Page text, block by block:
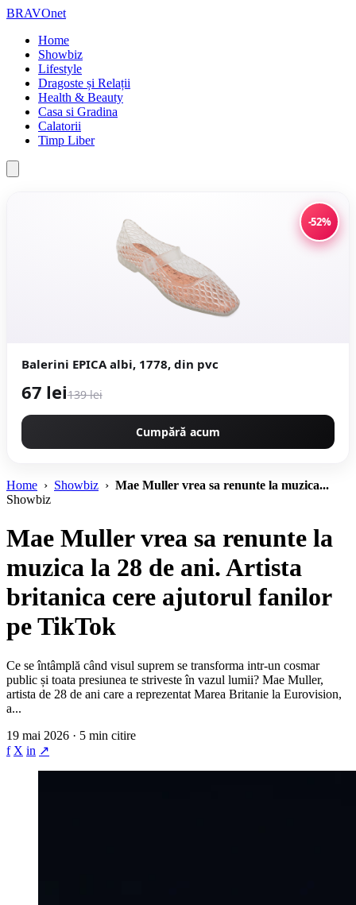
BRAVOnet
Home
Showbiz
Lifestyle
Dragoste și Relații
Health & Beauty
Casa si Gradina
Calatorii
Timp Liber
-52%
Balerini EPICA albi, 1778, din pvc
67 lei139 lei
Cumpără acum
Home › Showbiz › Mae Muller vrea sa renunte la muzica...
Showbiz
Mae Muller vrea sa renunte la
muzica la 28 de ani. Artista
britanica cere ajutorul fanilor
pe TikTok
Ce se întâmplă când visul suprem se transforma intr-un cosmar
public și toata presiunea te striveste în vazul lumii? Mae Muller,
artista de 28 de ani care a reprezentat Marea Britanie la Eurovision,
a...
19 mai 2026 · 5 min citire
f X in ↗